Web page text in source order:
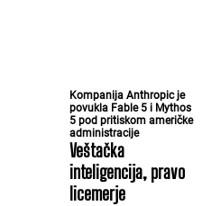
Kompanija Anthropic je
povukla Fable 5 i Mythos
5 pod pritiskom američke
administracije
Veštačka
inteligencija, pravo
licemerje